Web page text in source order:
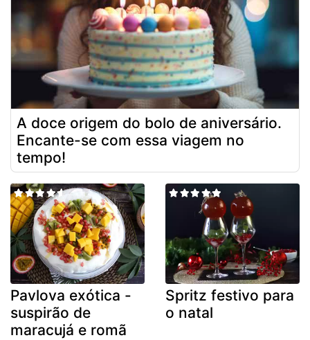
A doce origem do bolo de aniversário.
Encante-se com essa viagem no
tempo!
Pavlova exótica -
suspirão de
maracujá e romã
Spritz festivo para
o natal